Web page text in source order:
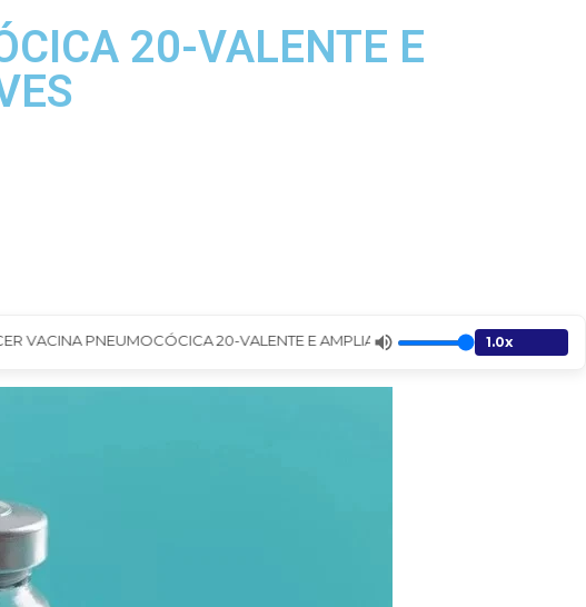
20-VALENTE E
PNEUMOCÓCICA 20-VALENTE E AMPLIA PROTEÇÃO CONTRA